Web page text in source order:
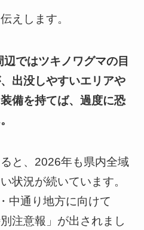
えします。
ではツキノワグマの目
出没しやすいエリアや
備を持てば、過度に恐
と、2026年も県内全域
状況が続いています。
中通り地方に向けて
注意報」が出されまし